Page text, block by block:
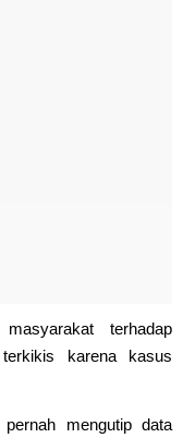
terhadap
karena kasus
mengutip data